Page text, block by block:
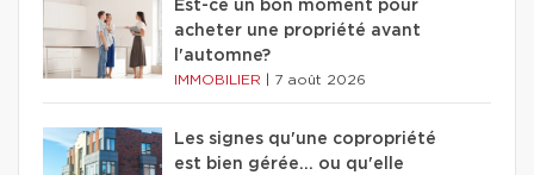
Est-ce un bon moment pour
acheter une propriété avant
l'automne?
IMMOBILIER 7 août 2026
Les signes qu'une copropriété
est bien gérée… ou qu'elle